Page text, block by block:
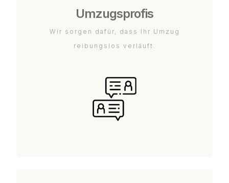
Umzugsprofis
Wir sorgen dafür, dass Ihr Umzug
reibungslos verläuft.